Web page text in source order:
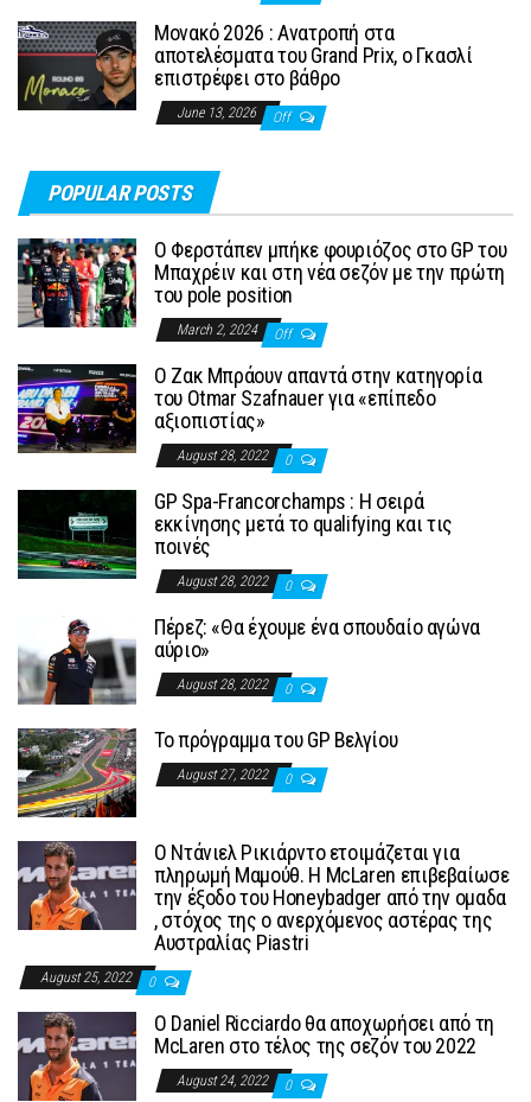
Μονακό 2026 : Ανατροπή στα
αποτελέσματα του Grand Prix, ο Γκασλί
επιστρέφει στο βάθρο
June 13, 2026 Off
POPULAR POSTS
Ο Φερστάπεν μπήκε φουριόζος στο GP του
Μπαχρέιν και στη νέα σεζόν με την πρώτη
του pole position
March 2, 2024 Off
Ο Ζακ Μπράουν απαντά στην κατηγορία
του Otmar Szafnauer για «επίπεδο
αξιοπιστίας»
August 28, 2022 0
GP Spa-Francorchamps : Η σειρά
εκκίνησης μετά το qualifying και τις
ποινές
August 28, 2022 0
Πέρεζ: «Θα έχουμε ένα σπουδαίο αγώνα
αύριο»
August 28, 2022 0
To πρόγραμμα του GP Βελγίου
August 27, 2022 0
Ο Ντάνιελ Ρικιάρντο ετοιμάζεται για
πληρωμή Μαμούθ. Η McLaren επιβεβαίωσε
την έξοδο του Honeybadger από την ομαδα
, στόχος της ο ανερχόμενος αστέρας της
Αυστραλίας Piastri
August 25, 2022 0
Ο Daniel Ricciardo θα αποχωρήσει από τη
McLaren στο τέλος της σεζόν του 2022
August 24, 2022 0